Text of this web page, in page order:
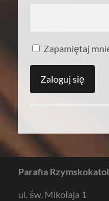
Zapamiętaj
Parafia
ul. św. Mikołaja 1